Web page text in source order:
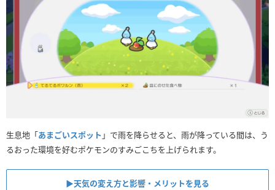
生息地「あまごいスポット 」で雨を降らせると、雨が降っている間は、う
るおった環境を好むポケモンのすみごこちを上げられます。
▶︎天気の変え方と影響・メリットを見る